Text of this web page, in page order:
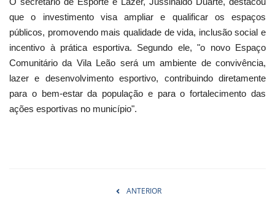
que o investimento visa ampliar e qualificar os espaços
públicos, promovendo mais qualidade de vida, inclusão social e
incentivo à prática esportiva. Segundo ele, "o novo Espaço
Comunitário da Vila Leão será um ambiente de convivência,
lazer e desenvolvimento esportivo, contribuindo diretamente
para o bem-estar da população e para o fortalecimento das
ações esportivas no município".
ANTERIOR